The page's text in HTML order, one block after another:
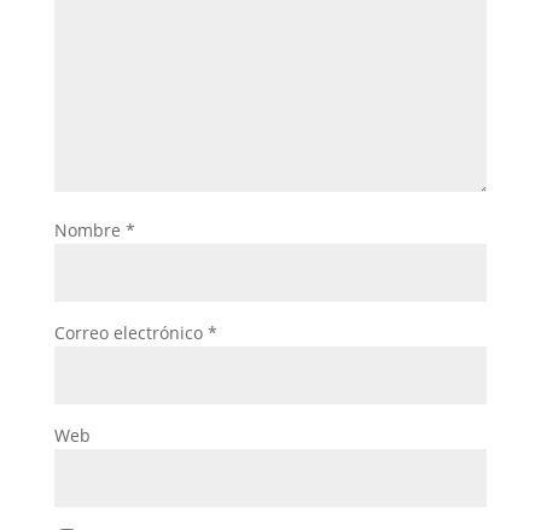
Nombre *
Correo electrónico *
Web